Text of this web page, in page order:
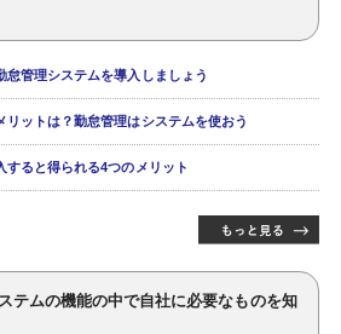
怠管理システムを導入しましょう
リットは？勤怠管理はシステムを使おう
すると得られる4つのメリット
テムの機能の中で自社に必要なものを知